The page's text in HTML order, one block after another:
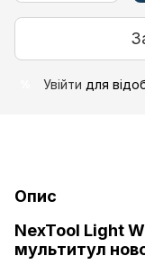
Увійти для
Опис
NexTool Light
мультитул